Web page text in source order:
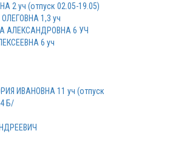
2 уч (отпуск 02.05-19.05)
1,3 уч
АЛЕКСАНДРОВНА 6 УЧ
6 уч
ИВАНОВНА 11 уч (отпуск
Б/